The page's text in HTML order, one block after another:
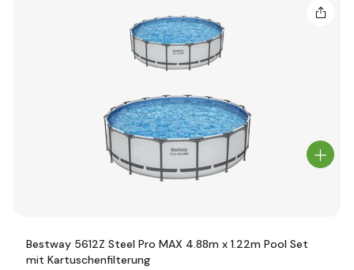
Bestway 5612Z Steel Pro MAX 4.88m x 1.22m Pool Set
mit Kartuschenfilterung